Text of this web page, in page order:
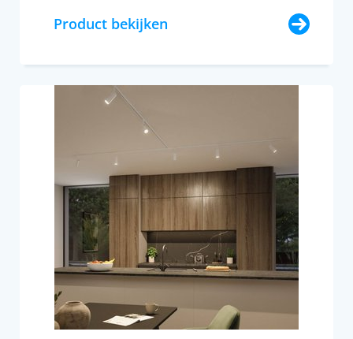
Product bekijken